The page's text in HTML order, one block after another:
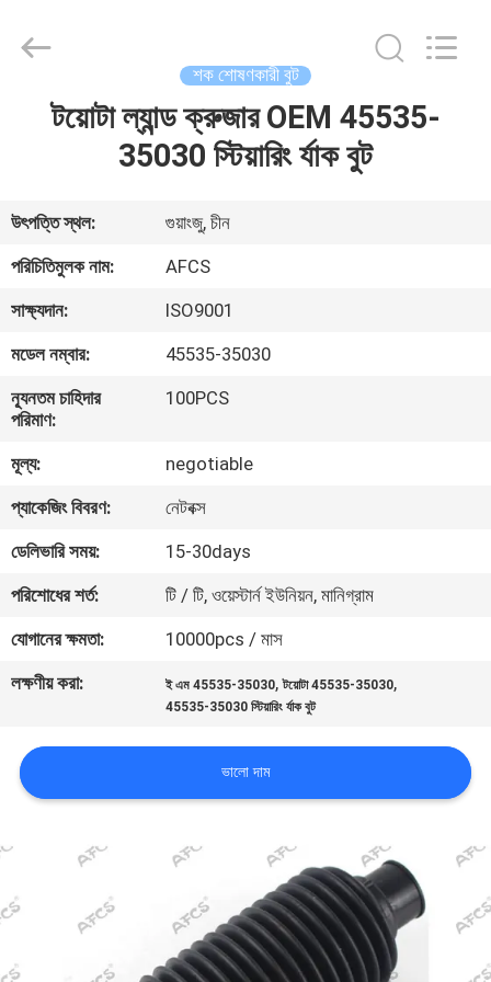
ভিডিও
আমাদের
সম্পর্কে
পরিদর্শন
মান
নিয়ন্ত্রণ
আমাদের
সাথে
করুন
খবর
একটি
PARTS
শক শোষণকারী বুট
টয়োটা ল্যান্ড ক্রুজার OEM 45535-
35030 স্টিয়ারিং র্যাক বুট
উৎপত্তি স্থল:
গুয়াংজু, চীন
পরিচিতিমুলক নাম:
AFCS
সাক্ষ্যদান:
ISO9001
মডেল নম্বার:
45535-35030
ন্যূনতম চাহিদার
পরিমাণ:
100PCS
মূল্য:
negotiable
প্যাকেজিং বিবরণ:
নেটবক্স
ডেলিভারি সময়:
15-30days
পরিশোধের শর্ত:
টি / টি, ওয়েস্টার্ন ইউনিয়ন, মানিগ্রাম
যোগানের ক্ষমতা:
10000pcs / মাস
লক্ষণীয় করা:
ই এম 45535-35030,টয়োটা 45535-35030,
45535-35030 স্টিয়ারিং র্যাক বুট
ভালো দাম